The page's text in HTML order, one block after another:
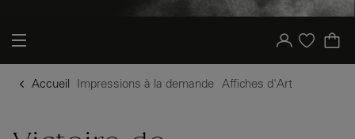
Votre compte
Liste d'achat
Accueil Impressions à la demande Affiches d'Art